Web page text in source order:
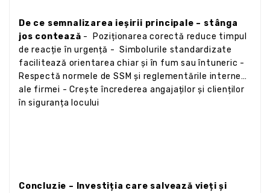
De ce semnalizarea ieșirii principale – stânga
jos contează - Poziționarea corectă reduce timpul
de reacție în urgență - Simbolurile standardizate
facilitează orientarea chiar și în fum sau întuneric -
Respectă normele de SSM și reglementările interne
ale firmei - Crește încrederea angajaților și clienților
în siguranța locului
Concluzie – Investiția care salvează vieți și